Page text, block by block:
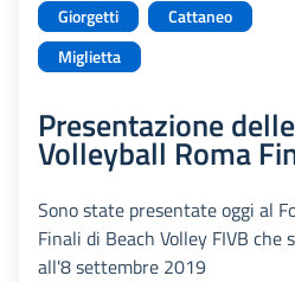
Giorgetti
Cattaneo
Miglietta
Presentazione
Volleyball Roma
Sono state presentate oggi al
Finali di Beach Volley FIVB che
all'8 settembre 2019